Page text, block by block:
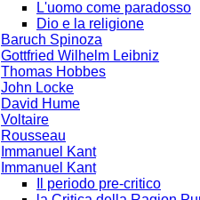
L'uomo come paradosso
Dio e la religione
Baruch Spinoza
Gottfried Wilhelm Leibniz
Thomas Hobbes
John Locke
David Hume
Voltaire
Rousseau
Immanuel Kant
Immanuel Kant
Il periodo pre-critico